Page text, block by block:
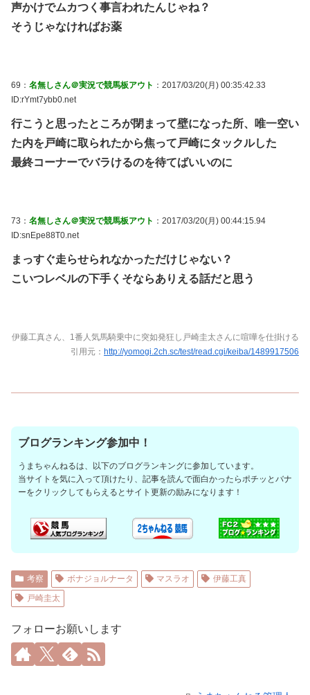
声かけでムカつく事言われたんじゃね？
そうじゃなければお薬
69： 名無しさん＠実況で競馬板アウト ：2017/03/20(月) 00:35:42.33
ID:rYmt7ybb0.net
行こうと思ったところが閉まって壁になった所、唯一空い
た内を戸崎に取られたから焦って戸崎にタックルした
最終コーナーでバラけるのを待てばいいのに
73： 名無しさん＠実況で競馬板アウト ：2017/03/20(月) 00:44:15.94
ID:snEpe88T0.net
まっすぐ走らせられなかっただけじゃない？
こいつレベルの下手くそならありえる話だと思う
伊藤工真さん、1番人気馬騎乗中に突如発狂し戸崎圭太さんに喧嘩を仕掛ける
引用元： http://yomogi.2ch.sc/test/read.cgi/keiba/1489917506
ブログランキング参加中！
うまちゃんねるは、以下のブログランキングに参加しています。
当サイトを気に入って頂けたり、記事を読んで面白かったらポチッとバナ
ーをクリックしてもらえるとサイト更新の励みになります！
考察 ボナジョルナータ マスラオ
伊藤工真
戸崎圭太
フォローお願いします